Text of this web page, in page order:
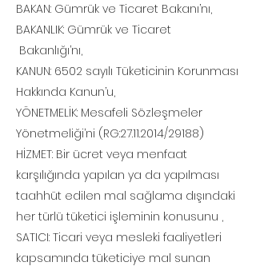
BAKAN: Gümrük ve Ticaret Bakanı’nı,
BAKANLIK: Gümrük ve Ticaret
Bakanlığı’nı,
KANUN: 6502 sayılı Tüketicinin Korunması
Hakkında Kanun’u,
YÖNETMELİK: Mesafeli Sözleşmeler
Yönetmeliği’ni (RG:27.11.2014/29188)
HİZMET: Bir ücret veya menfaat
karşılığında yapılan ya da yapılması
taahhüt edilen mal sağlama dışındaki
her türlü tüketici işleminin konusunu ,
SATICI: Ticari veya mesleki faaliyetleri
kapsamında tüketiciye mal sunan